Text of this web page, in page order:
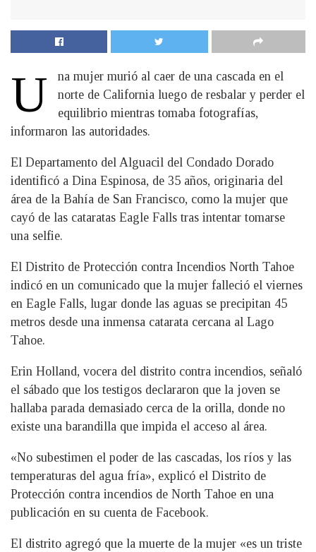
U
na mujer murió al caer de una cascada en el
norte de California luego de resbalar y perder el
equilibrio mientras tomaba fotografías,
informaron las autoridades.
El Departamento del Alguacil del Condado Dorado
identificó a Dina Espinosa, de 35 años, originaria del
área de la Bahía de San Francisco, como la mujer que
cayó de las cataratas Eagle Falls tras intentar tomarse
una selfie.
El Distrito de Protección contra Incendios North Tahoe
indicó en un comunicado que la mujer falleció el viernes
en Eagle Falls, lugar donde las aguas se precipitan 45
metros desde una inmensa catarata cercana al Lago
Tahoe.
Erin Holland, vocera del distrito contra incendios, señaló
el sábado que los testigos declararon que la joven se
hallaba parada demasiado cerca de la orilla, donde no
existe una barandilla que impida el acceso al área.
«No subestimen el poder de las cascadas, los ríos y las
temperaturas del agua fría», explicó el Distrito de
Protección contra incendios de North Tahoe en una
publicación en su cuenta de Facebook.
El distrito agregó que la muerte de la mujer «es un triste